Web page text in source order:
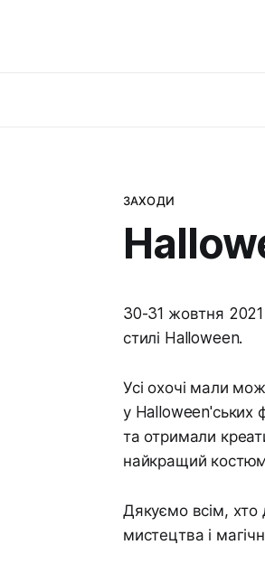
ЗАХОДИ
30-31 жовтня
стилі Halloween.
Усі охочі мали
у Halloween'ських
та отримали
найкращий
Дякуємо всім, хто
мистецтва і